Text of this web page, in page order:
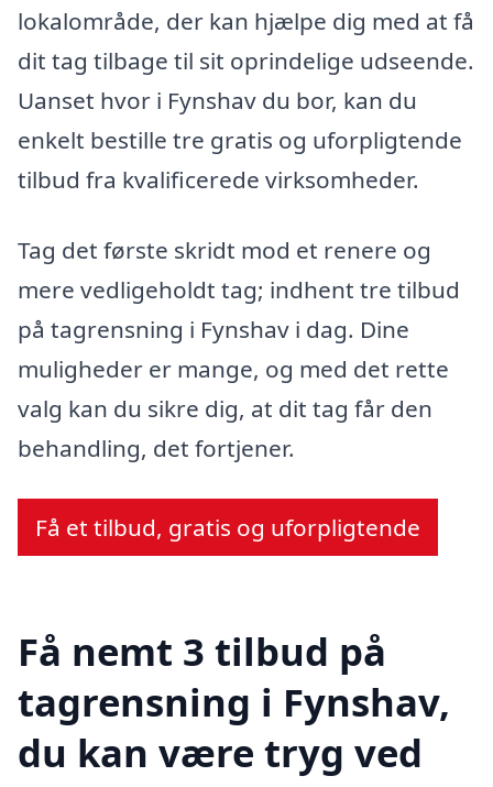
lokalområde, der kan hjælpe dig med at få
dit tag tilbage til sit oprindelige udseende.
Uanset hvor i Fynshav du bor, kan du
enkelt bestille tre gratis og uforpligtende
tilbud fra kvalificerede virksomheder.
Tag det første skridt mod et renere og
mere vedligeholdt tag; indhent tre tilbud
på tagrensning i Fynshav i dag. Dine
muligheder er mange, og med det rette
valg kan du sikre dig, at dit tag får den
behandling, det fortjener.
Få et tilbud, gratis og uforpligtende
Få nemt 3 tilbud på
tagrensning i Fynshav,
du kan være tryg ved